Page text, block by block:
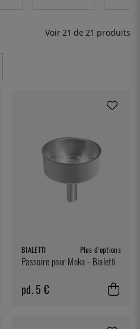
Voir21 de 21 produits
BIALETTI Plus d'options
Passoire pour Moka - Bialetti
pd. 5 €